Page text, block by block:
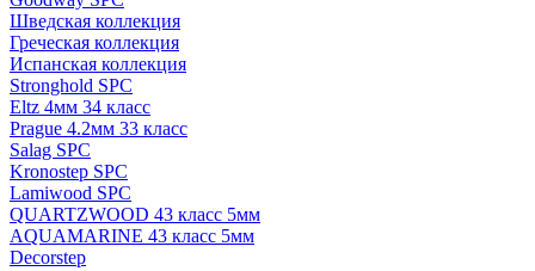
Шведская коллекция
Греческая коллекция
Испанская коллекция
Stronghold SPC
Eltz 4мм 34 класс
Prague 4.2мм 33 класс
Salag SPC
Kronostep SPC
Lamiwood SPC
QUARTZWOOD 43 класс 5мм
AQUAMARINE 43 класс 5мм
Decorstep